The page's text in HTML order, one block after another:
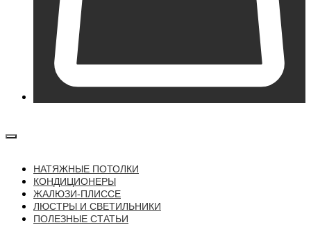
НАТЯЖНЫЕ ПОТОЛКИ
КОНДИЦИОНЕРЫ
ЖАЛЮЗИ-ПЛИССЕ
ЛЮСТРЫ И СВЕТИЛЬНИКИ
ПОЛЕЗНЫЕ СТАТЬИ